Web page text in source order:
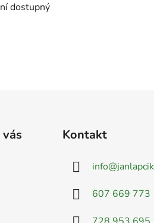
dostupný
Kontakt
info@
607 669 773